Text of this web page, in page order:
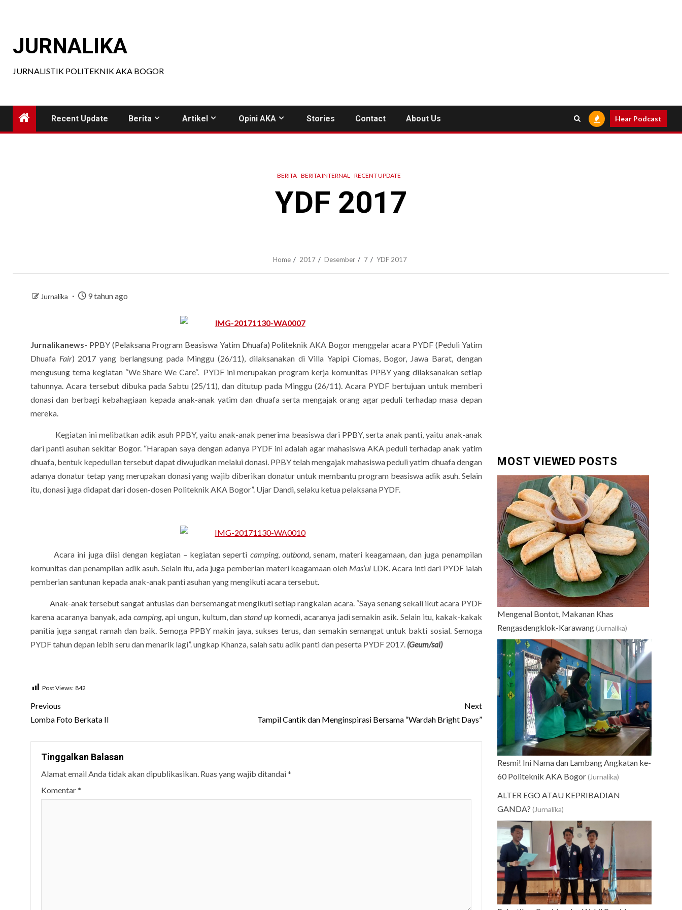
JURNALIKA
JURNALISTIK POLITEKNIK AKA BOGOR
Recent Update Berita Artikel Opini AKA Stories Contact About Us Hear Podcast
BERITA BERITA INTERNAL RECENT UPDATE
YDF 2017
Home 2017 Desember 7 YDF 2017
Jurnalika 9 tahun ago
Jurnalikanews- PPBY (Pelaksana Program Beasiswa Yatim Dhuafa) Politeknik AKA Bogor menggelar acara PYDF (Peduli Yatim
Dhuafa Fair) 2017 yang berlangsung pada Minggu (26/11), dilaksanakan di Villa Yapipi Ciomas, Bogor, Jawa Barat, dengan
mengusung tema kegiatan “We Share We Care“. PYDF ini merupakan program kerja komunitas PPBY yang dilaksanakan setiap
tahunnya. Acara tersebut dibuka pada Sabtu (25/11), dan ditutup pada Minggu (26/11). Acara PYDF bertujuan untuk memberi
donasi dan berbagi kebahagiaan kepada anak-anak yatim dan dhuafa serta mengajak orang agar peduli terhadap masa depan
mereka.
Kegiatan ini melibatkan adik asuh PPBY, yaitu anak-anak penerima beasiswa dari PPBY, serta anak panti, yaitu anak-anak
dari panti asuhan sekitar Bogor. “Harapan saya dengan adanya PYDF ini adalah agar mahasiswa AKA peduli terhadap anak yatim
dhuafa, bentuk kepedulian tersebut dapat diwujudkan melalui donasi. PPBY telah mengajak mahasiswa peduli yatim dhuafa dengan
adanya donatur tetap yang merupakan donasi yang wajib diberikan donatur untuk membantu program beasiswa adik asuh. Selain
itu, donasi juga didapat dari dosen-dosen Politeknik AKA Bogor”. Ujar Dandi, selaku ketua pelaksana PYDF.
Acara ini juga diisi dengan kegiatan – kegiatan seperti camping, outbond, senam, materi keagamaan, dan juga penampilan
komunitas dan penampilan adik asuh. Selain itu, ada juga pemberian materi keagamaan oleh Mas’ul LDK. Acara inti dari PYDF ialah
pemberian santunan kepada anak-anak panti asuhan yang mengikuti acara tersebut.
Anak-anak tersebut sangat antusias dan bersemangat mengikuti setiap rangkaian acara. “Saya senang sekali ikut acara PYDF
karena acaranya banyak, adacamping, api ungun, kultum, danstand up komedi, acaranya jadi semakin asik. Selain itu, kakak-kakak
panitia juga sangat ramah dan baik. Semoga PPBY makin jaya, sukses terus, dan semakin semangat untuk bakti sosial. Semoga
PYDF tahun depan lebih seru dan menarik lagi”. ungkap Khanza, salah satu adik panti dan peserta PYDF 2017. (Geum/sal)
Post Views: 842
Post
navigation
Previous
Lomba Foto Berkata II
Next
Tampil Cantik dan Menginspirasi Bersama “Wardah Bright Days”
Tinggalkan Balasan
Alamat email Anda tidak akan dipublikasikan. Ruas yang wajib ditandai*
Komentar*
MOST VIEWED POSTS
Mengenal Bontot, Makanan Khas
Rengasdengklok-Karawang (Jurnalika)
Resmi! Ini Nama dan Lambang Angkatan ke-
60 Politeknik AKA Bogor (Jurnalika)
ALTER EGO ATAU KEPRIBADIAN
GANDA? (Jurnalika)